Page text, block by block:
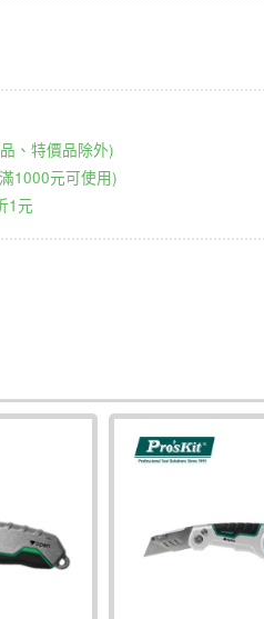
、特價品除外)
1000元可使用)
1元